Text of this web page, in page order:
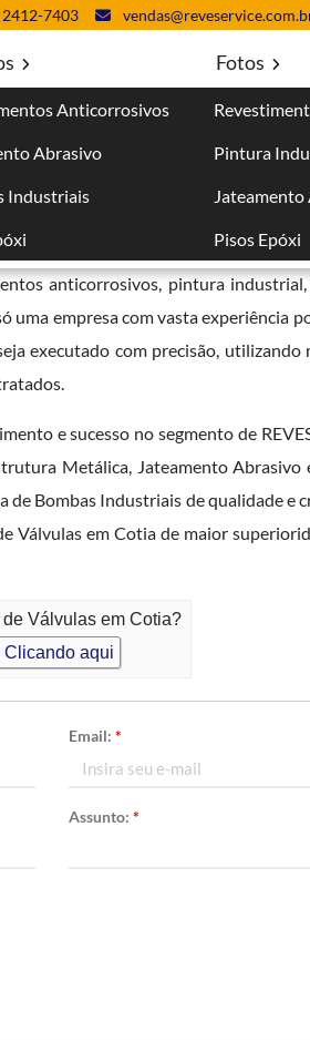
2412-7403
Anticorrosivos
Abrasivo
Industriais
Fotos
Pintura
Jateamento
Pisos Epóxi
de pintura de válvulas,
anticorrosivos, pintura
uma empresa com vasta experiência
executado com precisão, utilizando
e sucesso no segmento de
Metálica, Jateamento Abrasivo
de Bombas Industriais de qualidade e
Válvulas em Cotia de maior
Válvulas em Cotia?
Clicando aqui
Email: *
Assunto: *